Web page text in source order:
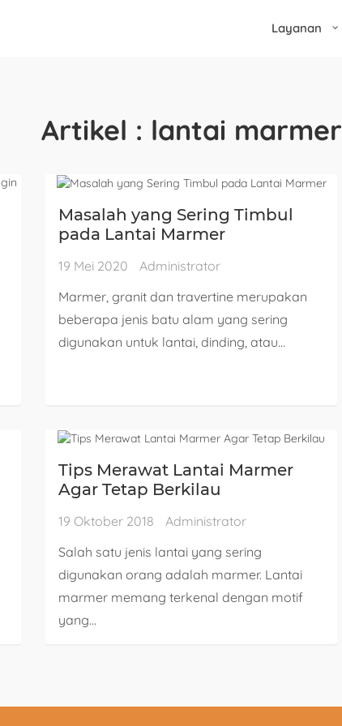
Layanan
Artikel : lantai marmer
Masalah yang Sering Timbul
pada Lantai Marmer
19 Mei 2020
Administrator
Marmer, granit dan travertine merupakan
beberapa jenis batu alam yang sering
digunakan untuk lantai, dinding, atau...
Tips Merawat Lantai Marmer
Agar Tetap Berkilau
19 Oktober 2018
Administrator
Salah satu jenis lantai yang sering
digunakan orang adalah marmer. Lantai
marmer memang terkenal dengan motif
yang...